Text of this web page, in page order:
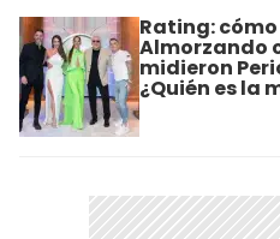
Rating:
Almorzando
midieron
¿Quién es la